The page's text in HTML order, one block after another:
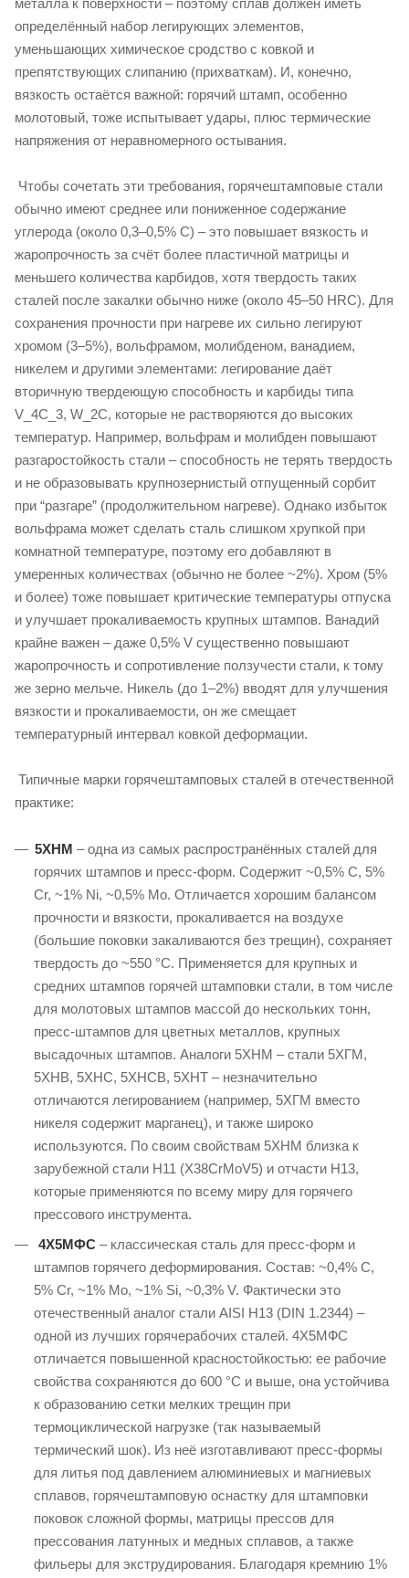
металла к поверхности – поэтому сплав должен иметь
определённый набор легирующих элементов,
уменьшающих химическое сродство с ковкой и
препятствующих слипанию (прихваткам). И, конечно,
вязкость остаётся важной: горячий штамп, особенно
молотовый, тоже испытывает удары, плюс термические
напряжения от неравномерного остывания.
Чтобы сочетать эти требования, горячештамповые стали
обычно имеют среднее или пониженное содержание
углерода (около 0,3–0,5% C) – это повышает вязкость и
жаропрочность за счёт более пластичной матрицы и
меньшего количества карбидов, хотя твердость таких
сталей после закалки обычно ниже (около 45–50 HRC). Для
сохранения прочности при нагреве их сильно легируют
хромом (3–5%), вольфрамом, молибденом, ванадием,
никелем и другими элементами: легирование даёт
вторичную твердеющую способность и карбиды типа
V_4C_3, W_2C, которые не растворяются до высоких
температур. Например, вольфрам и молибден повышают
разгаростойкость стали – способность не терять твердость
и не образовывать крупнозернистый отпущенный сорбит
при “разгаре” (продолжительном нагреве). Однако избыток
вольфрама может сделать сталь слишком хрупкой при
комнатной температуре, поэтому его добавляют в
умеренных количествах (обычно не более ~2%). Хром (5%
и более) тоже повышает критические температуры отпуска
и улучшает прокаливаемость крупных штампов. Ванадий
крайне важен – даже 0,5% V существенно повышают
жаропрочность и сопротивление ползучести стали, к тому
же зерно мельче. Никель (до 1–2%) вводят для улучшения
вязкости и прокаливаемости, он же смещает
температурный интервал ковкой деформации.
Типичные марки горячештамповых сталей в отечественной
практике:
5ХНМ – одна из самых распространённых сталей для
горячих штампов и пресс-форм. Содержит ~0,5% C, 5%
Cr, ~1% Ni, ~0,5% Mo. Отличается хорошим балансом
прочности и вязкости, прокаливается на воздухе
(большие поковки закаливаются без трещин), сохраняет
твердость до ~550 °C. Применяется для крупных и
средних штампов горячей штамповки стали, в том числе
для молотовых штампов массой до нескольких тонн,
пресс-штампов для цветных металлов, крупных
высадочных штампов. Аналоги 5ХНМ – стали 5ХГМ,
5ХНВ, 5ХНС, 5ХНСВ, 5ХНТ – незначительно
отличаются легированием (например, 5ХГМ вместо
никеля содержит марганец), и также широко
используются. По своим свойствам 5ХНМ близка к
зарубежной стали H11 (X38CrMoV5) и отчасти H13,
которые применяются по всему миру для горячего
прессового инструмента.
4Х5МФС – классическая сталь для пресс-форм и
штампов горячего деформирования. Состав: ~0,4% C,
5% Cr, ~1% Mo, ~1% Si, ~0,3% V. Фактически это
отечественный аналог стали AISI H13 (DIN 1.2344) –
одной из лучших горячерабочих сталей. 4Х5МФС
отличается повышенной красностойкостью: ее рабочие
свойства сохраняются до 600 °C и выше, она устойчива
к образованию сетки мелких трещин при
термоциклической нагрузке (так называемый
термический шок). Из неё изготавливают пресс-формы
для литья под давлением алюминиевых и магниевых
сплавов, горячештамповую оснастку для штамповки
поковок сложной формы, матрицы прессов для
прессования латунных и медных сплавов, а также
фильеры для экструдирования. Благодаря кремнию 1%